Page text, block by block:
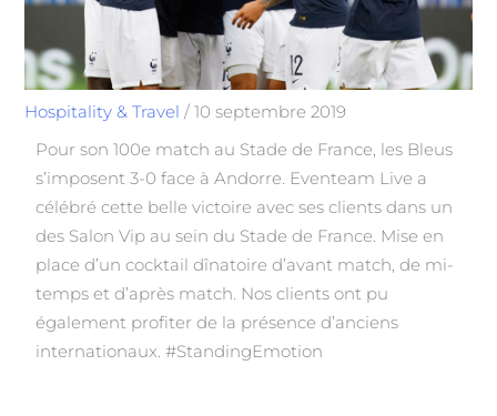
Hospitality & Travel /10 septembre 2019
Pour son 100e match au Stade de France, les Bleus
s’imposent 3-0 face à Andorre. Eventeam Live a
célébré cette belle victoire avec ses clients dans un
des Salon Vip au sein du Stade de France. Mise en
place d’un cocktail dînatoire d’avant match, de mi-
temps et d’après match. Nos clients ont pu
également profiter de la présence d’anciens
internationaux. #StandingEmotion